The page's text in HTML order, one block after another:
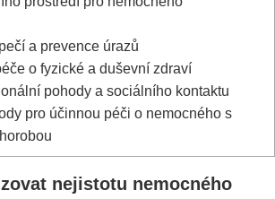
a prevence úrazů
o fyzické a duševní zdraví
pohody a sociálního kontaktu
pro účinnou péči o nemocného s
nejistotu nemocného